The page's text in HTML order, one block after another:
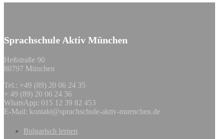
Sprachschule Aktiv München
Heßstraße 90
80797 München
Tel.: +49 (89) 20 06 24 35
+ 49 (89) 20 06 24 36
WhatsApp: 015 12 39 82 453
E-Mail: kontakt@sprachschule-aktiv-muenchen.de
Bulgarisch lernen